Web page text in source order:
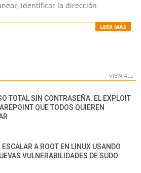
identificar la dirección
LEER MÁS
VIEW ALL
TOTAL SIN CONTRASEÑA: EL EXPLOIT
QUE TODOS QUIEREN
ESCALAR A ROOT EN LINUX USANDO
VULNERABILIDADES DE SUDO